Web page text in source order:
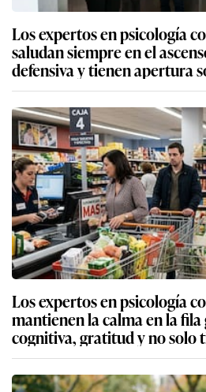
Los expertos en psicología
saludan siempre en el
defensiva y tienen apertura
Los expertos en psicología
mantienen la calma en la
cognitiva, gratitud y no solo